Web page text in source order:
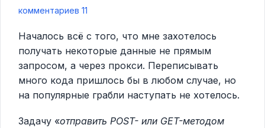
комментариев 11
Началось всё с того, что мне захотелось
получать некоторые данные не прямым
запросом, а через прокси. Переписывать
много кода пришлось бы в любом случае, но
на популярные грабли наступать не хотелось.
Задачу «отправить POST- или GET-методом